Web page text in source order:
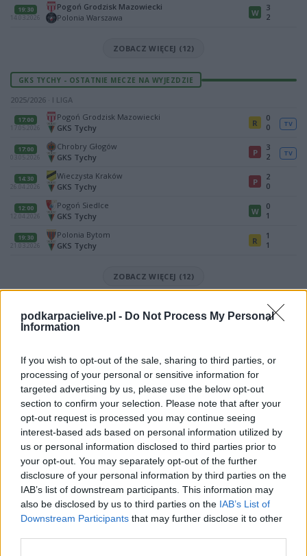
podkarpacielive.pl - Do Not Process My Personal
Information
If you wish to opt-out of the sale, sharing to third parties, or
processing of your personal or sensitive information for
targeted advertising by us, please use the below opt-out
section to confirm your selection. Please note that after your
opt-out request is processed you may continue seeing
interest-based ads based on personal information utilized by
us or personal information disclosed to third parties prior to
your opt-out. You may separately opt-out of the further
disclosure of your personal information by third parties on the
IAB’s list of downstream participants. This information may
also be disclosed by us to third parties on the IAB’s List of
Downstream Participants that may further disclose it to other
19:30
14.03.2026
Pogoń Grodzisk Mazowiecki
Polonia Warszawa
W
3
2
ZOBACZ WIĘCEJ (12)
GKS TYCHY - OSTATNIE MECZE NA WYJEZDZIE
2025/2026 · I LIGA
17:00
17.05.2026
Pogoń Grodzisk Mazowiecki
GKS Tychy
R
0
0
TV
17:00
03.05.2026
Chrobry Głogów
GKS Tychy
P
3
2
TV
14:30
26.04.2026
Wieczysta Kraków
GKS Tychy
P
2
0
12:00
12.04.2026
Pogoń Siedlce
GKS Tychy
W
0
1
19:30
21.03.2026
Polonia Bytom
GKS Tychy
R
1
1
ZOBACZ WIĘCEJ (12)
Spotkanie pomiędzyPogoń Grodzisk Mazowiecki i GKS Tychy
Na stronie PodkarpacieLive.pl znajdziesz
wynik meczu, strzelców
bramek, kartki, składy, statystyki i informacje o przebiegu
spotkania. To kompletne źródło danych dla kibiców i pasjonatów
lokalnej piłki nożnej. Jeżeli aktualnie nie widzisz tutaj danych z pewnością
pracujemy nad tym żeby je uzupełnić.
Wynik meczu Pogoń Grodzisk Mazowiecki vs GKS Tychy
Po zakończeniu spotkania automatycznie publikujemyoficjalny wynik
spotkania, a także dane meczowe, jeśli są dostępne.
Pełny harmonogram rozgrywek dostępny jest tutaj:I liga - terminarz.
Informacje o składach i strzelcach
W miarę dostępności danych, publikujemyskłady wyjściowe,
aktualizujemy zależnie od poziomu ligi i dostępnych źródeł.